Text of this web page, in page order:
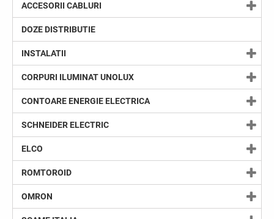
ACCESORII CABLURI
DOZE DISTRIBUTIE
INSTALATII
CORPURI ILUMINAT UNOLUX
CONTOARE ENERGIE ELECTRICA
SCHNEIDER ELECTRIC
ELCO
ROMTOROID
OMRON